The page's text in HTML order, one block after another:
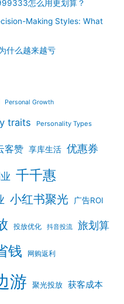
怎么用更划算？
Making Styles: What
什么越来越亏
Personal Growth
traits Personality Types
客赞 享库生活 优惠券
千千惠
小红书聚光 广告ROI
投放优化 抖音投流 旅划算
钱 网购返利
游 聚光投放 获客成本